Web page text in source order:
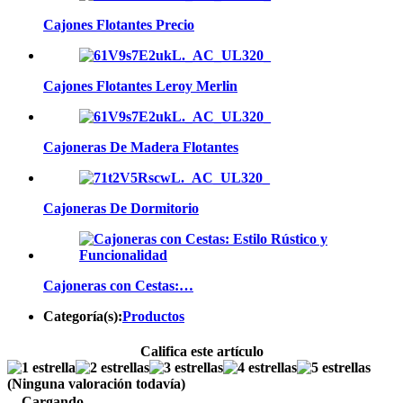
Cajones Flotantes Precio
Cajones Flotantes Leroy Merlin
Cajoneras De Madera Flotantes
Cajoneras De Dormitorio
Cajoneras con Cestas:…
Categoría(s):Productos
Califica este artículo
(Ninguna valoración todavía)